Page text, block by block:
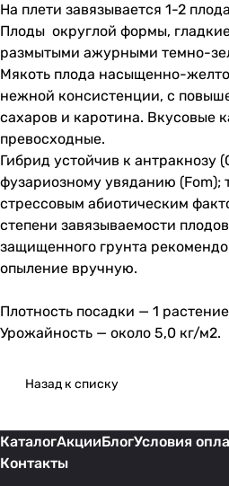
На плети завязывается 1-2
Плоды округлой формы,
размытыми ажурными темно-
Мякоть плода насыщенно-
нежной консистенции, с
сахаров и каротина. Вкусовые
превосходные.
Гибрид устойчив к антракнозу
фузариозному увяданию (Fom);
стрессовым абиотическим
степени завязываемости
защищенного грунта
опыление вручную.
Плотность посадки — 1
Урожайность — около 5,0 кг/м2.
Назад к списку
КаталогАкцииБлогУсловия
Контакты